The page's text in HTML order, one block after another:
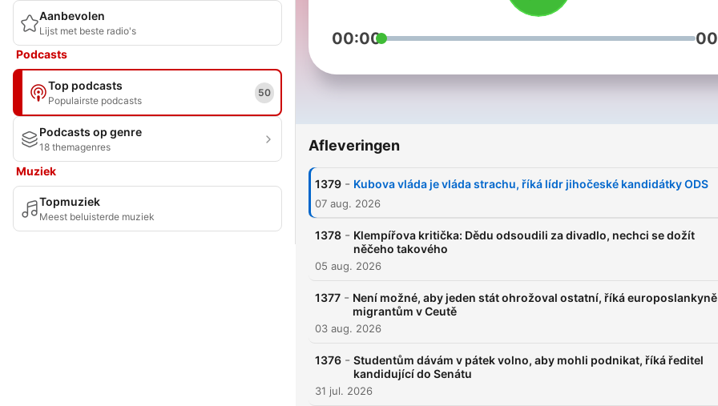
Aanbevolen
Lijst met beste radio's
Podcasts
Top podcasts
Populairste podcasts
50
Podcasts op genre
18 themagenres
Muziek
Topmuziek
Meest beluisterde muziek
00:00
Afleveringen
1379 - Kubova vláda je vláda strachu, říká lídr jihočeské kandidátky ODS
07 aug. 2026
1378 - Klempířova kritička: Dědu odsoudili za divadlo, nechci se dožít
něčeho takového
05 aug. 2026
1377 - Není možné, aby jeden stát ohrožoval ostatní, říká
migrantům v Ceutě
03 aug. 2026
1376 - Studentům dávám v pátek volno, aby mohli podnikat, říká ředitel
kandidující do Senátu
31 jul. 2026